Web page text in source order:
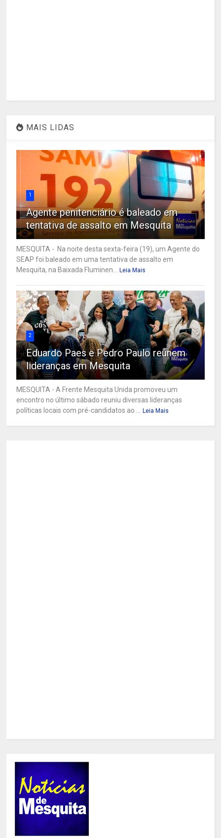
MAIS LIDAS
1
Agente penitenciário é baleado em
tentativa de assalto em Mesquita
MESQUITA - Na noite desta sexta-feira (19), um Agente do
SEAP foi baleado em uma tentativa de assalto em
Mesquita, na Baixada Fluminen...
Leia Mais
2
Eduardo Paes e Pedro Paulo reúnem
lideranças em Mesquita
MESQUITA - A Frente Mesquita Unida promoveu um
encontro no último sábado reuniu diversas lideranças
políticas locais com pré-candidatos ao ...
Leia Mais